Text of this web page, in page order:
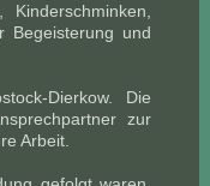
Begeisterung und
Dierkow. Die
zur
Arbeit.